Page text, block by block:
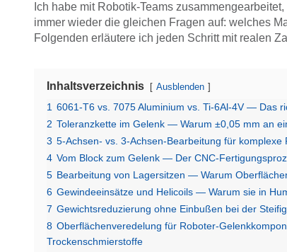
Ich habe mit Robotik-Teams
immer wieder die gleichen Fragen auf: welches
Folgenden erläutere ich jeden Schritt mit realen
Inhaltsverzeichnis Ausblenden
1 6061-T6 vs. 7075 Aluminium vs. Ti-6Al-4V — Das
2 Toleranzkette im Gelenk — Warum ±0,05 mm an
3 5-Achsen- vs. 3-Achsen-Bearbeitung für komplexe
4 Vom Block zum Gelenk — Der CNC-
5 Bearbeitung von Lagersitzen — Warum
6 Gewindeeinsätze und Helicoils — Warum sie in
7 Gewichtsreduzierung ohne Einbußen bei der
8 Oberflächenveredelung für Roboter-
Trockenschmierstoffe